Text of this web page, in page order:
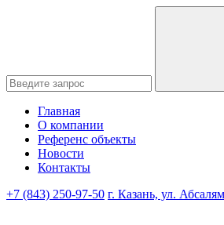
Главная
О компании
Референс объекты
Новости
Контакты
+7 (843) 250-97-50 г. Казань, ул.